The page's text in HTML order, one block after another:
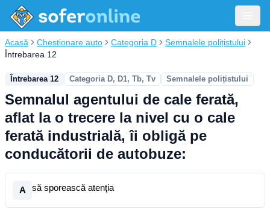
Acasă Chestionare auto Categoria D
Semnalele polițistului
Întrebarea 12
Întrebarea 12 Categoria D, D1, Tb, Tv Semnalele polițistului
Semnalul agentului de cale ferată,
aflat la o trecere la nivel cu o cale
ferată industrială, îi obligă pe
conducătorii de autobuze:
A să sporească atenţia